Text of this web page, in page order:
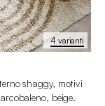
4 varianti
shaggy, motivi
beige.